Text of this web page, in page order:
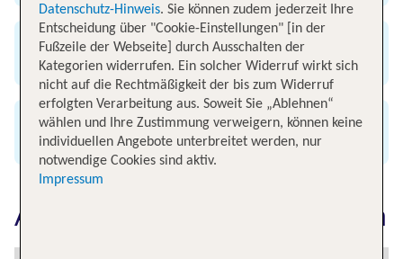
Günstig & bequem buchen
Alle renommierten Airlines
Amsterdam Schiphol erkunden
Datenschutz-Hinweis. Sie können zudem jederzeit Ihre
Entscheidung über "Cookie-Einstellungen" [in der
Fußzeile der Webseite] durch Ausschalten der
Kategorien widerrufen. Ein solcher Widerruf wirkt sich
nicht auf die Rechtmäßigkeit der bis zum Widerruf
erfolgten Verarbeitung aus. Soweit Sie „Ablehnen“
wählen und Ihre Zustimmung verweigern, können keine
individuellen Angebote unterbreitet werden, nur
notwendige Cookies sind aktiv.
Impressum